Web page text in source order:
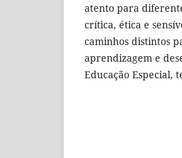
atento para
crítica, ética e
caminhos distintos
aprendizagem e
Educação Especial,